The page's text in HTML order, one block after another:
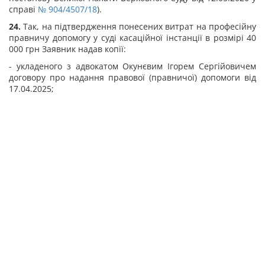
справі № 904/4507/18).
24.Так, на підтвердження понесених витрат на професійну
правничу допомогу у суді касаційної інстанції в розмірі 40
000 грн Заявник надав копії:
- укладеного з адвокатом Окунєвим Ігорем Сергійовичем
договору про надання правової (правничої) допомоги від
17.04.2025;